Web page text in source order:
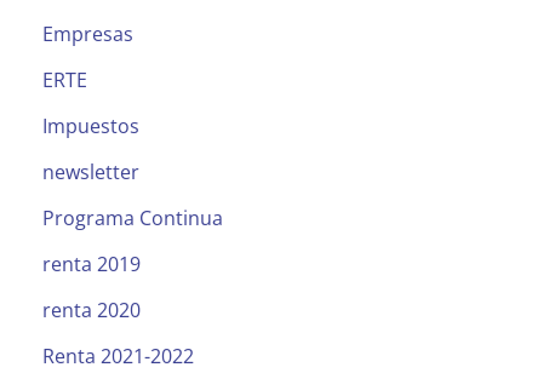
Empresas
ERTE
Impuestos
newsletter
Programa Continua
renta 2019
renta 2020
Renta 2021-2022